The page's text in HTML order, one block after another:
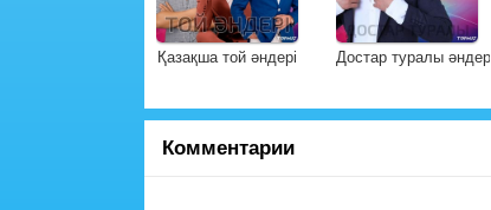
Қазақша той әндері Достар туралы әндер
Комментарии